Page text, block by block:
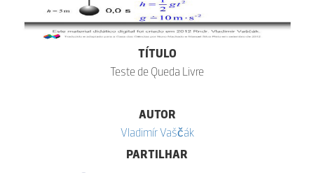
TÍTULO
Teste de Queda Livre
AUTOR
Vladimír Vaščák
PARTILHAR